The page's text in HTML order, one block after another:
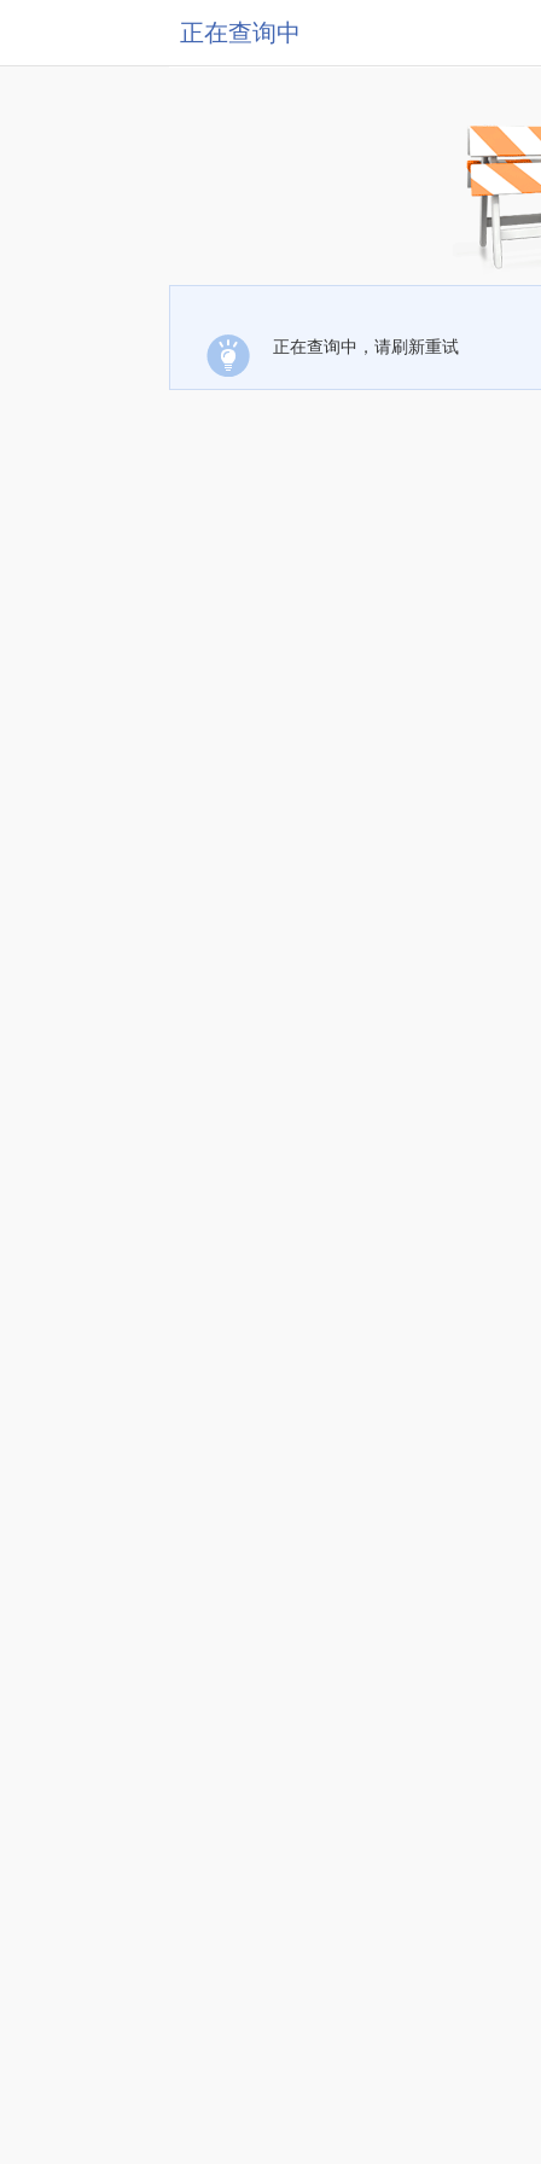
正在查询中
正在查询中，请刷新重试